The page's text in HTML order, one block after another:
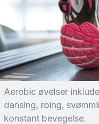
Aerobic øvelser
dansing, roing,
konstant bevegelse.